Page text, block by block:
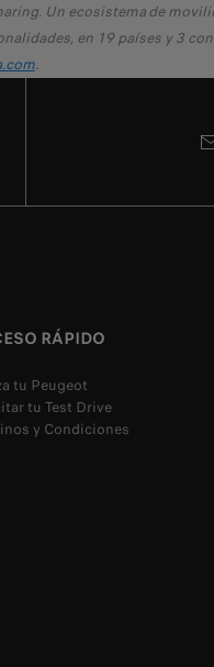
Un ecosistema de
en 19 países y 3
.
RÁPIDO
tu Peugeot
tu Test Drive
y Condiciones